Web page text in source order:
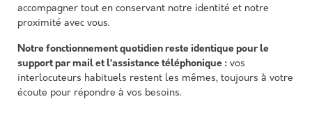
accompagner tout en conservant notre identité et notre
proximité avec vous.
Notre fonctionnement quotidien reste identique pour le
support par mail et l’assistance téléphonique : vos
interlocuteurs habituels restent les mêmes, toujours à votre
écoute pour répondre à vos besoins.